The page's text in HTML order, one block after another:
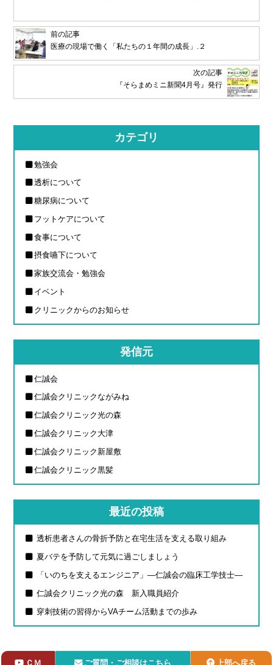
前の記事
医療の現場で働く「私たちの１年間の成長」.２
次の記事
『そらまめミニ新聞4月号』発行
カテゴリ
勉強会
透析について
糖尿病について
フットケアについて
食事について
摂食嚥下について
家族交流会・勉強会
イベント
クリニックからのお知らせ
発信元
仁誠会
仁誠会クリニックながみね
仁誠会クリニック光の森
仁誠会クリニック大津
仁誠会クリニック新屋敷
仁誠会クリニック黒髪
最近の投稿
透析患者さんの骨折予防と在宅生活を支える取り組み
夏バテを予防して元気に過ごしましょう
「いのちを支えるエンジニア」―仁誠会の臨床工学技士―
仁誠会クリニック光の森 新入職員紹介
穿刺技術の習得からVAチーム活動までの歩み
ＣＭ ご質問・ご相談はこちら 上部へ戻る